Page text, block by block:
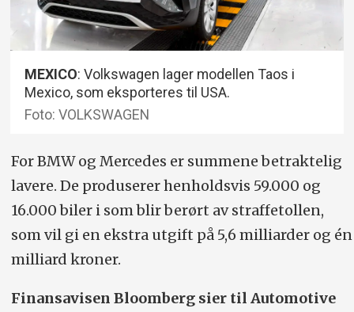
MEXICO: Volkswagen lager modellen Taos i
Mexico, som eksporteres til USA.
Foto: VOLKSWAGEN
For BMW og Mercedes er summene betraktelig
lavere. De produserer henholdsvis 59.000 og
16.000 biler i som blir berørt av straffetollen,
som vil gi en ekstra utgift på 5,6 milliarder og én
milliard kroner.
Finansavisen Bloomberg sier til Automotive